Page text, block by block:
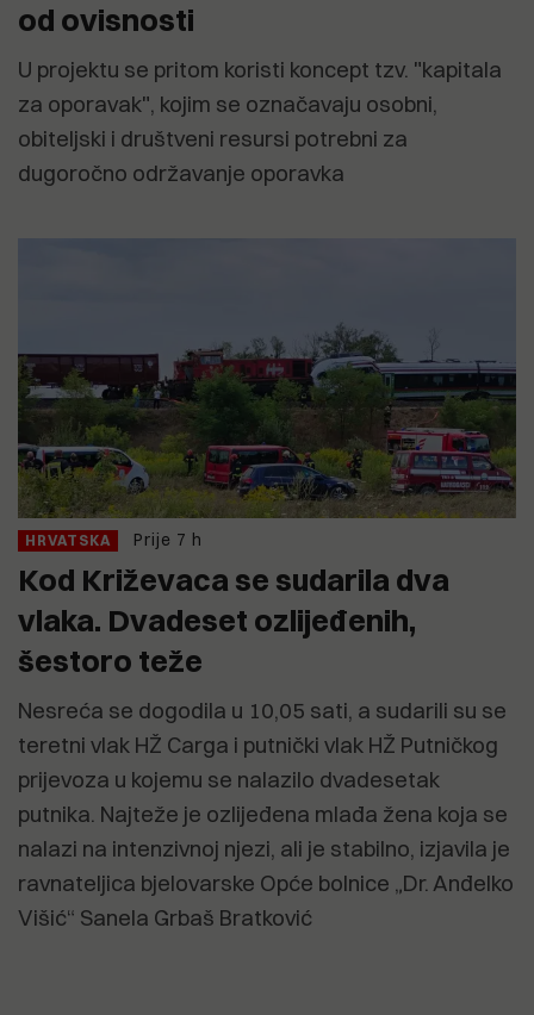
od ovisnosti
U projektu se pritom koristi koncept tzv. "kapitala
za oporavak", kojim se označavaju osobni,
obiteljski i društveni resursi potrebni za
dugoročno održavanje oporavka
HRVATSKA Prije 7 h
Kod Križevaca se sudarila dva
vlaka. Dvadeset ozlijeđenih,
šestoro teže
Nesreća se dogodila u 10,05 sati, a sudarili su se
teretni vlak HŽ Carga i putnički vlak HŽ Putničkog
prijevoza u kojemu se nalazilo dvadesetak
putnika. Najteže je ozlijeđena mlađa žena koja se
nalazi na intenzivnoj njezi, ali je stabilno, izjavila je
ravnateljica bjelovarske Opće bolnice „Dr. Anđelko
Višić“ Sanela Grbaš Bratković